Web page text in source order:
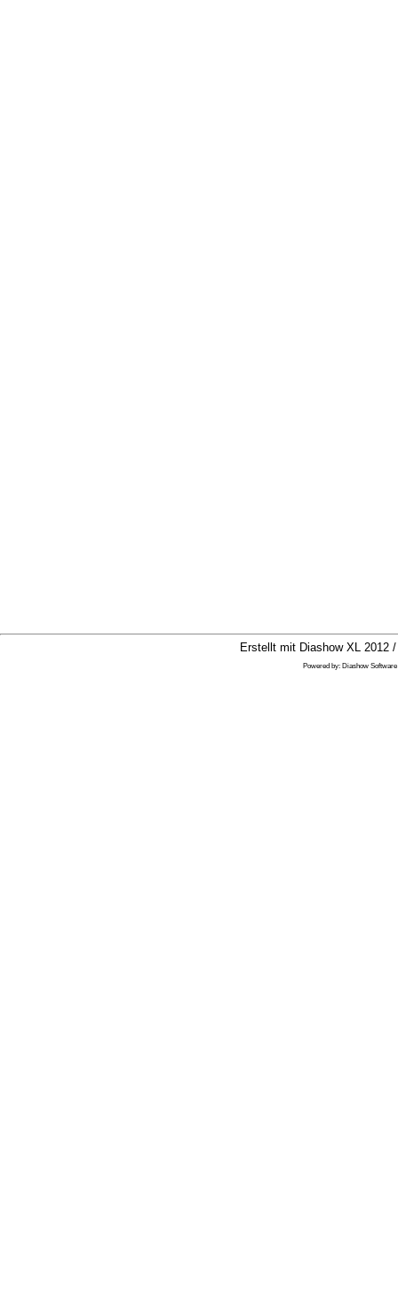
Erstellt mit Diashow XL 2012
Powered by: Diashow Software